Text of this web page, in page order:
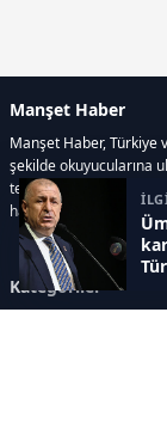
Manşet Haber
Manşet Haber, Türkiye
şekilde okuyucularına
teknoloji, kültür-sanat
haberler sunar.
Kategoriler